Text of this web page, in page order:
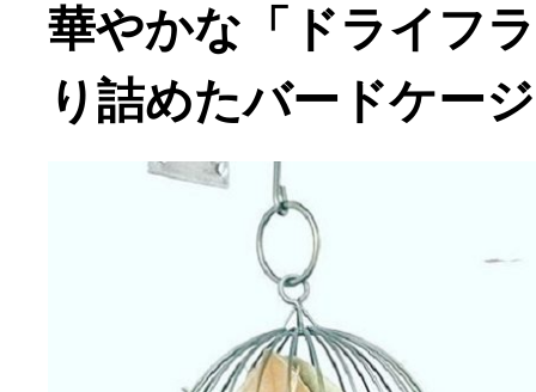
華やかな「ドライフ
り詰めたバードケー